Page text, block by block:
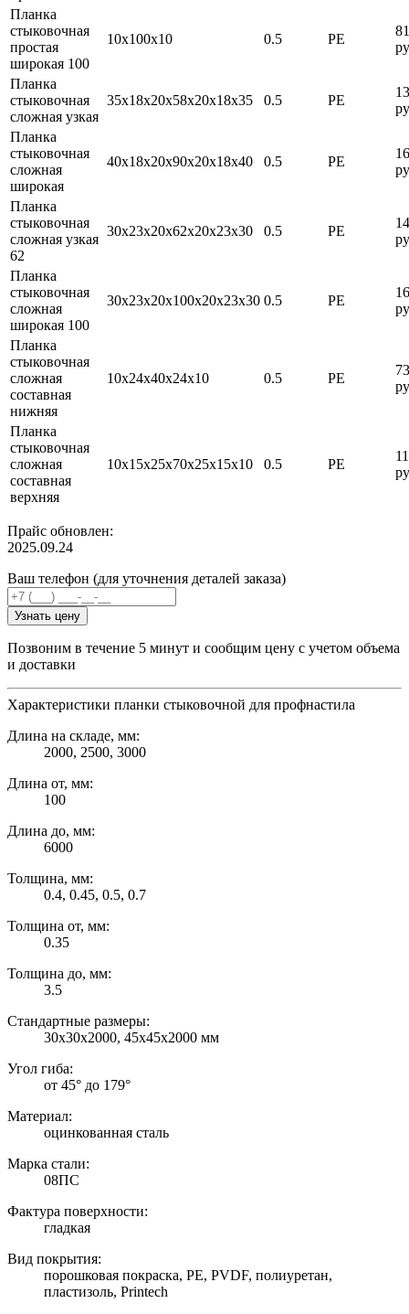
Планка
стыковочная
простая
широкая 100
10х100х10 0.5 PE
81
Планка
стыковочная
сложная узкая
35х18х20х58х20х18х35 0.5 PE
Планка
стыковочная
сложная
широкая
40х18х20х90х20х18х40 0.5 PE
Планка
стыковочная
сложная узкая
62
30х23х20х62х20х23х30 0.5 PE
Планка
стыковочная
сложная
широкая 100
30х23х20х100х20х23х30 0.5 PE
Планка
стыковочная
сложная
составная
нижняя
10х24х40х24х10 0.5 PE
73
Планка
стыковочная
сложная
составная
верхняя
10х15х25х70х25х15х10 0.5 PE
Прайс обновлен:
2025.09.24
Ваш телефон (для уточнения деталей заказа)
Узнать цену
Позвоним в течение 5 минут и сообщим цену с учетом объема
и доставки
Характеристики планки стыковочной для профнастила
Длина на складе, мм:
2000, 2500, 3000
Длина от, мм:
100
Длина до, мм:
6000
Толщина, мм:
0.4, 0.45, 0.5, 0.7
Толщина от, мм:
0.35
Толщина до, мм:
3.5
Стандартные размеры:
30х30х2000, 45х45х2000 мм
Угол гиба:
от 45° до 179°
Материал:
оцинкованная сталь
Марка стали:
08ПС
Фактура поверхности:
гладкая
Вид покрытия:
порошковая покраска, PE, PVDF, полиуретан,
пластизоль, Printech